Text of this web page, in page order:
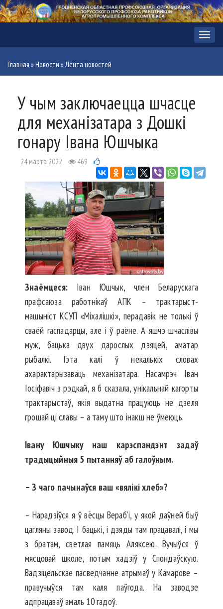
Меню
Главная »Новости »Лента новостей
У чым заключаецца шчасце
для механізатара з Дошкі
гонару Івана Юшчыка
24 марта 2022 469
Знаёмцеся:
Іван Юшчык, член Беларускага
прафсаюза работнікаў АПК – трактарыст-
машыніст КСУП «Міхалішкі», перадавік не толькі ў
сваёй гаспадарцы, але і ў раёне. А яшчэ шчаслівы
муж, бацька двух дарослых дзяцей, аматар
рыбалкі. Гэта калі ў некалькіх словах
ахарактарызаваць механізатара. Насамрэч Іван
Іосіфавіч з рэдкай, я б сказала, унікальнай кагорты
трактарыстаў, якія выдатна працуюць не дзеля
грошай ці славы – а таму што інакш не ўмеюць.
Івану Юшчыку наш карэспандэнт задаў
традыцыйныя 5 пытанняў аб галоўным.
– З чаго пачынаўся ваш «вялікі хлеб»?
– Нарадзіўся я ў вёсцы Вераб’і, у якой даўней быў
цагляны завод. І бацькі, і дзяды там працавалі, і мы
з братам, светлая памяць Аляксею. Вучыўся ў
мясцовай школе, потым хадзіў у Спондаўскую.
Вадзіцельскае пасведчанне атрымаў у Камарове –
правучыўся там каля паўгода. На заводзе
адпрацаваў амаль 10 гадоў.